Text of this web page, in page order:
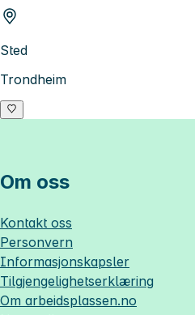
Sted
Trondheim
Om oss
Kontakt oss
Personvern
Informasjonskapsler
Tilgjengelighetserklæring
Om arbeidsplassen.no